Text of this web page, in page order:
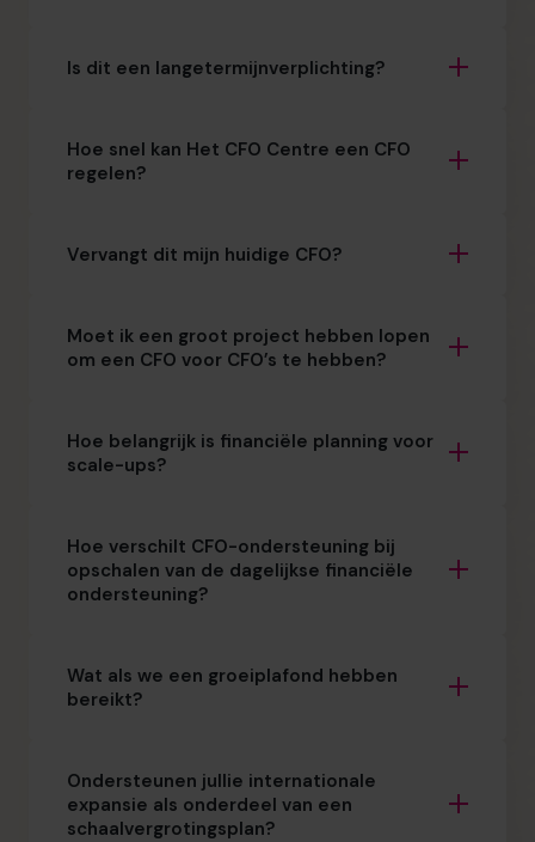
Is dit een langetermijnverplichting?
Hoe snel kan Het CFO Centre een CFO
regelen?
Vervangt dit mijn huidige CFO?
Moet ik een groot project hebben lopen
om een CFO voor CFO’s te hebben?
Hoe belangrijk is financiële planning voor
scale-ups?
Hoe verschilt CFO-ondersteuning bij
opschalen van de dagelijkse financiële
ondersteuning?
Wat als we een groeiplafond hebben
bereikt?
Ondersteunen jullie internationale
expansie als onderdeel van een
schaalvergrotingsplan?